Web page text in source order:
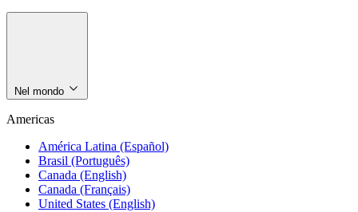
Nel mondo
Americas
América Latina (Español)
Brasil (Português)
Canada (English)
Canada (Français)
United States (English)